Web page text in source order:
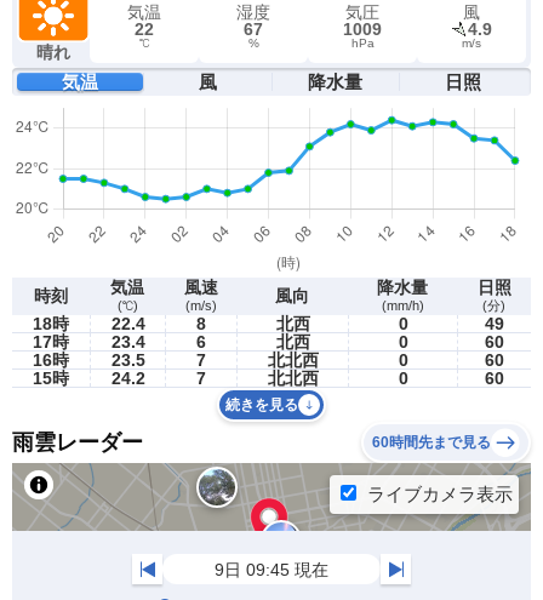
晴れ
気温
22
℃
湿度
67
%
気圧
1009
hPa
風
4.9
m/s
気温 風 降水量 日照
時刻 気温
(℃)
風速
(m/s) 風向 降水量
(mm/h)
日照
(分)
18時 22.4 8 北西 0
49
17時
23.4 6 北西 0
60
16時
23.5 7 北北西 0
60
15時
24.2 7 北北西 0 60
続きを見る
雨雲レーダー 60時間先まで見る